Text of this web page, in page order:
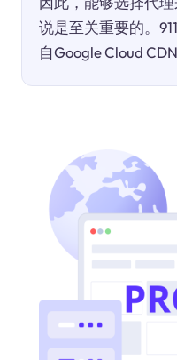
说是至关重要的。
自Google Cloud